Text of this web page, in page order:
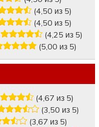
(4,50 из 5)
(4,50 из 5)
(4,25 из 5)
(5,00 из 5)
(4,67 из 5)
(3,50 из 5)
(3,67 из 5)